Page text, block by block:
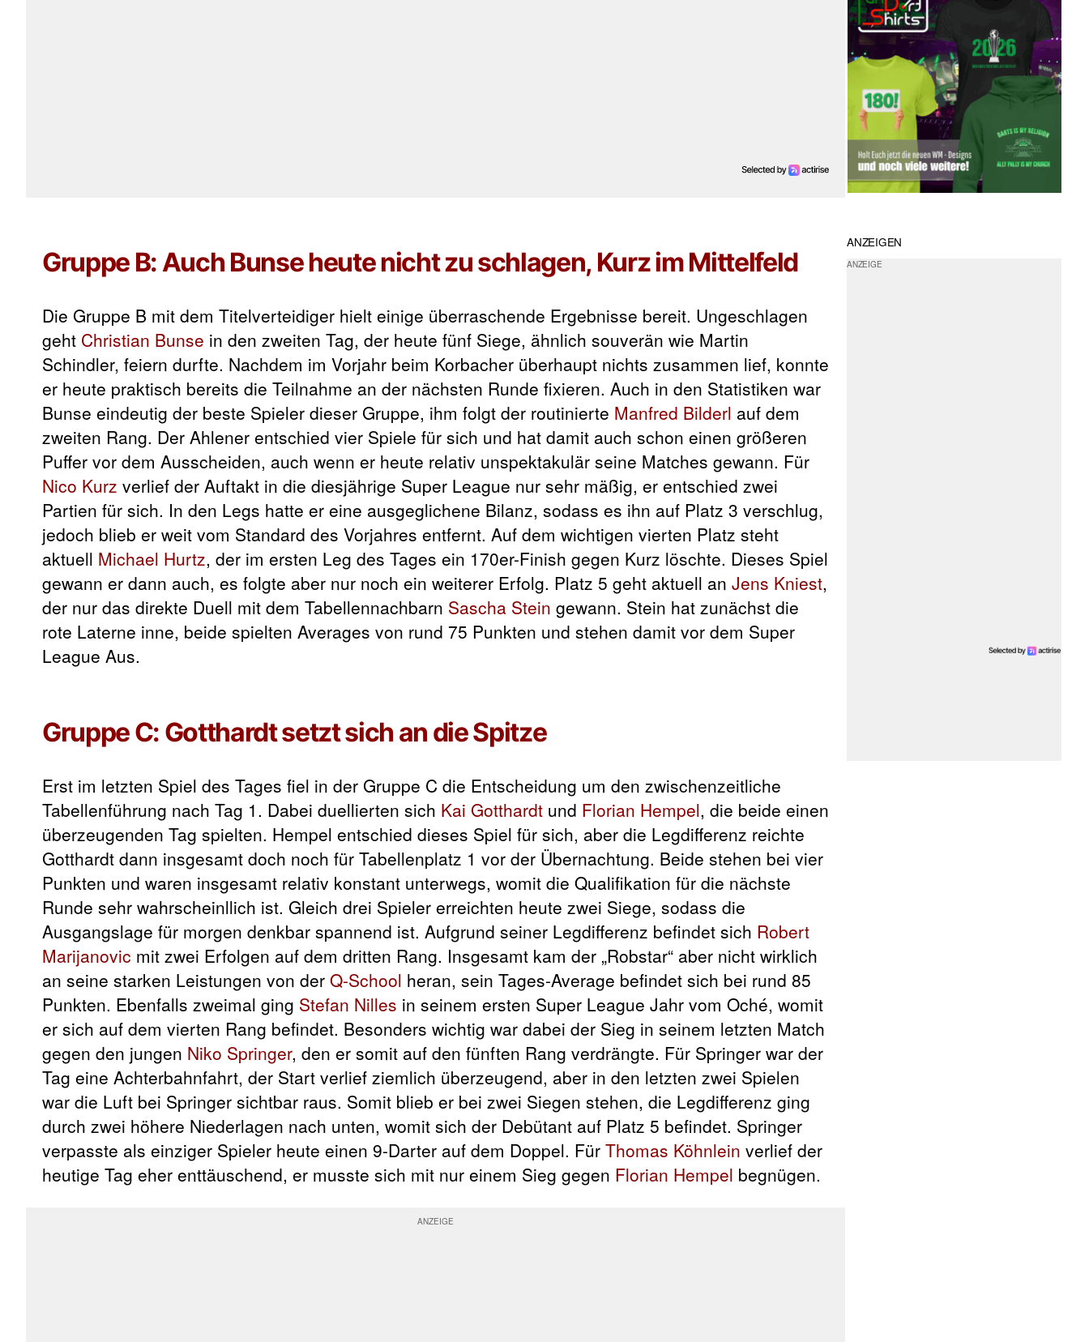
Gruppe B: Auch Bunse heute nicht zu schlagen, Kurz im Mittelfeld
Die Gruppe B mit dem Titelverteidiger hielt einige überraschende Ergebnisse bereit. Ungeschlagen
geht Christian Bunse in den zweiten Tag, der heute fünf Siege, ähnlich souverän wie Martin
Schindler, feiern durfte. Nachdem im Vorjahr beim Korbacher überhaupt nichts zusammen lief, konnte
er heute praktisch bereits die Teilnahme an der nächsten Runde fixieren. Auch in den Statistiken war
Bunse eindeutig der beste Spieler dieser Gruppe, ihm folgt der routinierte Manfred Bilderl auf dem
zweiten Rang. Der Ahlener entschied vier Spiele für sich und hat damit auch schon einen größeren
Puffer vor dem Ausscheiden, auch wenn er heute relativ unspektakulär seine Matches gewann. Für
Nico Kurz verlief der Auftakt in die diesjährige Super League nur sehr mäßig, er entschied zwei
Partien für sich. In den Legs hatte er eine ausgeglichene Bilanz, sodass es ihn auf Platz 3 verschlug,
jedoch blieb er weit vom Standard des Vorjahres entfernt. Auf dem wichtigen vierten Platz steht
aktuell Michael Hurtz, der im ersten Leg des Tages ein 170er-Finish gegen Kurz löschte. Dieses Spiel
gewann er dann auch, es folgte aber nur noch ein weiterer Erfolg. Platz 5 geht aktuell an Jens Kniest,
der nur das direkte Duell mit dem Tabellennachbarn Sascha Stein gewann. Stein hat zunächst die
rote Laterne inne, beide spielten Averages von rund 75 Punkten und stehen damit vor dem Super
League Aus.
Gruppe C: Gotthardt setzt sich an die Spitze
Erst im letzten Spiel des Tages fiel in der Gruppe C die Entscheidung um den zwischenzeitliche
Tabellenführung nach Tag 1. Dabei duellierten sich Kai Gotthardt und Florian Hempel, die beide einen
überzeugenden Tag spielten. Hempel entschied dieses Spiel für sich, aber die Legdifferenz reichte
Gotthardt dann insgesamt doch noch für Tabellenplatz 1 vor der Übernachtung. Beide stehen bei vier
Punkten und waren insgesamt relativ konstant unterwegs, womit die Qualifikation für die nächste
Runde sehr wahrscheinllich ist. Gleich drei Spieler erreichten heute zwei Siege, sodass die
Ausgangslage für morgen denkbar spannend ist. Aufgrund seiner Legdifferenz befindet sich Robert
Marijanovic mit zwei Erfolgen auf dem dritten Rang. Insgesamt kam der „Robstar“ aber nicht wirklich
an seine starken Leistungen von der Q-School heran, sein Tages-Average befindet sich bei rund 85
Punkten. Ebenfalls zweimal ging Stefan Nilles in seinem ersten Super League Jahr vom Oché, womit
er sich auf dem vierten Rang befindet. Besonders wichtig war dabei der Sieg in seinem letzten Match
gegen den jungen Niko Springer, den er somit auf den fünften Rang verdrängte. Für Springer war der
Tag eine Achterbahnfahrt, der Start verlief ziemlich überzeugend, aber in den letzten zwei Spielen
war die Luft bei Springer sichtbar raus. Somit blieb er bei zwei Siegen stehen, die Legdifferenz ging
durch zwei höhere Niederlagen nach unten, womit sich der Debütant auf Platz 5 befindet. Springer
verpasste als einziger Spieler heute einen 9-Darter auf dem Doppel. Für Thomas Köhnlein verlief der
heutige Tag eher enttäuschend, er musste sich mit nur einem Sieg gegen Florian Hempel begnügen.
ANZEIGEN